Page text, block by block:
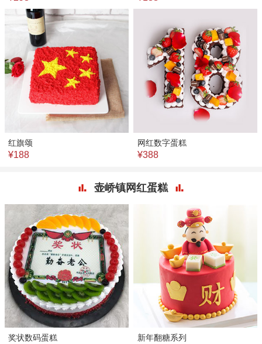
红旗颂
¥188
网红数字蛋糕
¥388
壶峤镇网红蛋糕
奖状数码蛋糕 新年翻糖系列